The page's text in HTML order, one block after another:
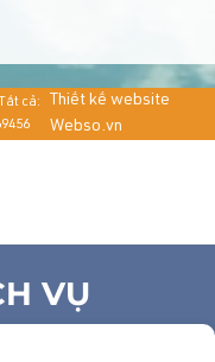
cả:
Thiết kế website
Webso.vn
VỤ